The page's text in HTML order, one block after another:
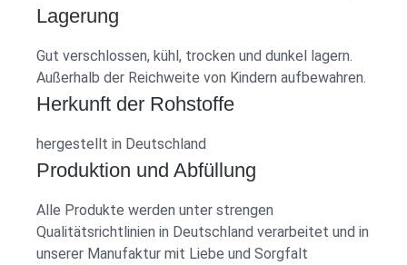
Lagerung
Gut verschlossen, kühl, trocken und dunkel lagern.
Außerhalb der Reichweite von Kindern aufbewahren.
Herkunft der Rohstoffe
hergestellt in Deutschland
Produktion und Abfüllung
Alle Produkte werden unter strengen
Qualitätsrichtlinien in Deutschland verarbeitet und in
unserer Manufaktur mit Liebe und Sorgfalt